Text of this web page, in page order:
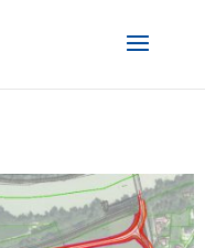
all 400ms linear 0s;